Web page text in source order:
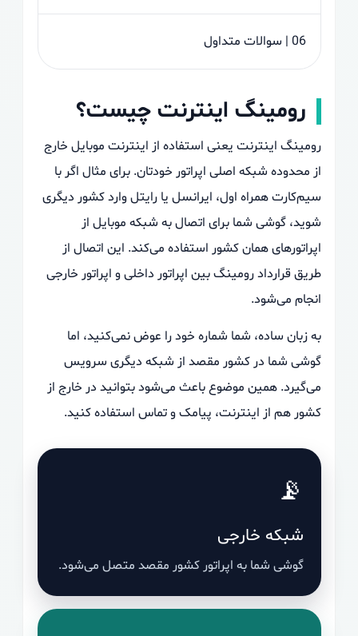
06 | سوالات متداول
رومینگ اینترنت چیست؟
رومینگ اینترنت یعنی استفاده از اینترنت موبایل خارج
از محدوده شبکه اصلی اپراتور خودتان. برای مثال اگر با
سیم‌کارت همراه اول، ایرانسل یا رایتل وارد کشور دیگری
شوید، گوشی شما برای اتصال به شبکه موبایل از
اپراتورهای همان کشور استفاده می‌کند. این اتصال از
طریق قرارداد رومینگ بین اپراتور داخلی و اپراتور خارجی
انجام می‌شود.
به زبان ساده، شما شماره خود را عوض نمی‌کنید، اما
گوشی شما در کشور مقصد از شبکه دیگری سرویس
می‌گیرد. همین موضوع باعث می‌شود بتوانید در خارج از
کشور هم از اینترنت، پیامک و تماس استفاده کنید.
📡
شبکه خارجی
گوشی شما به اپراتور کشور مقصد متصل می‌شود.